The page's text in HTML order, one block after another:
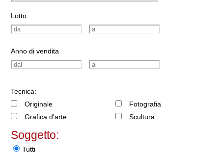
Lotto
Anno di vendita
Tecnica:
Originale
Grafica d'arte
Fotografia
Scultura
Soggetto:
Tutti